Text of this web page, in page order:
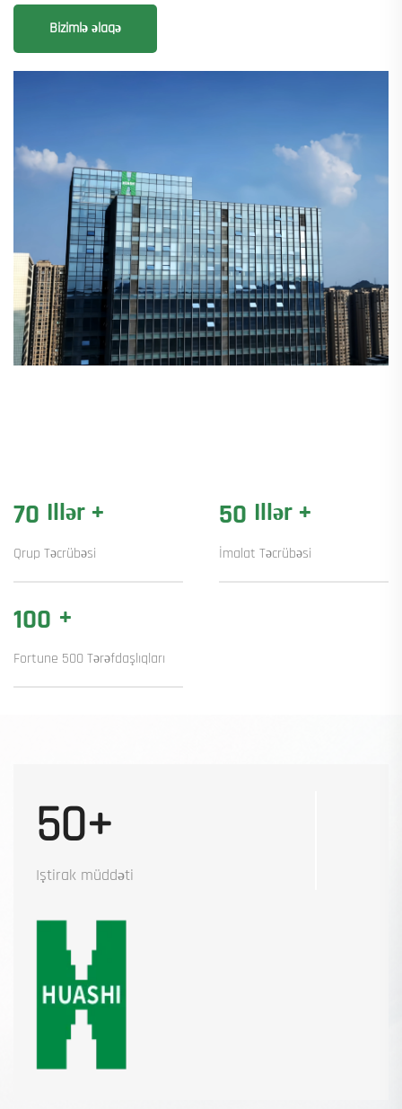
Bizimlə əlaqə
70 Illər +
Qrup Təcrübəsi
50 Illər +
İmalat Təcrübəsi
100 +
Fortune 500 Tərəfdaşlıqları
50+
Iştirak müddəti